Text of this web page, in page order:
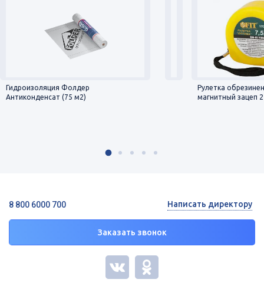
Гидроизоляция Фолдер
Антиконденсат (75 м2)
Рулетка
магнитный зацеп
8 800 6000 700
Заказать звонок
Написать директору